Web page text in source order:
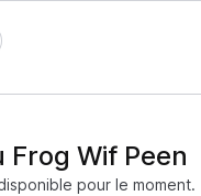
Frog Wif Peen
pour le moment.